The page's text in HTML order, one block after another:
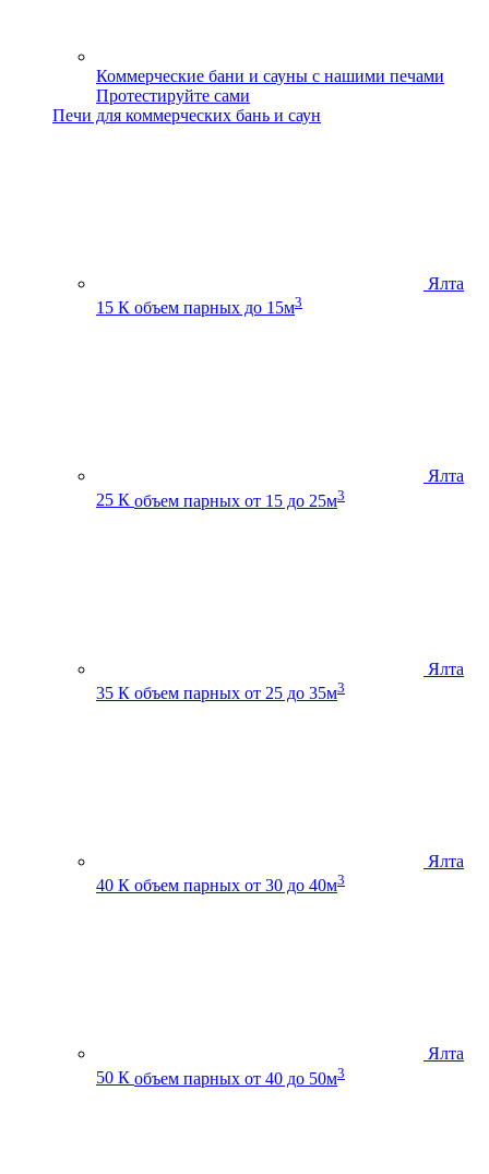
Коммерческие бани и сауны с нашими печами
Протестируйте сами
Печи для коммерческих бань и саун
Ялта
15 К объем парных до 15м3
Ялта
25 К объем парных от 15 до 25м3
Ялта
35 К объем парных от 25 до 35м3
Ялта
40 К объем парных от 30 до 40м3
Ялта
50 К объем парных от 40 до 50м3